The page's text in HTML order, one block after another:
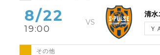
8/22
19:00
清水
Ｙ
その他